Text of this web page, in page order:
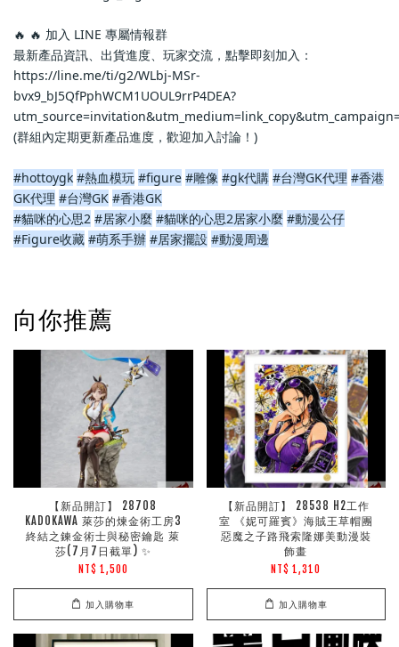
🔥 🔥 加入 LINE 專屬情報群
最新產品資訊、出貨進度、玩家交流，點擊即刻加入：
https://line.me/ti/g2/WLbj-MSr-
bvx9_bJ5QfPphWCM1UOUL9rrP4DEA?
(群組內定期更新產品進度，歡迎加入討論！)
#hottoygk #熱血模玩 #figure #雕像 #gk代購 #台灣GK代理 #香港
GK代理 #台灣GK #香港GK
#貓咪的心思2 #居家小麼 #貓咪的心思2居家小麼 #動漫公仔
#Figure收藏 #萌系手辦 #居家擺設 #動漫周邊
向你推薦
【新品開訂】 28708
KADOKAWA 萊莎的煉金術工房3
終結之鍊金術士與秘密鑰匙 萊
莎(7月7日截單) ✨
NT$ 1,500
加入購物車
【新品開訂】 28538 H2工作
室 《妮可羅賓》海賊王草帽團
惡魔之子路飛索隆娜美動漫裝
飾畫
NT$ 1,310
加入購物車